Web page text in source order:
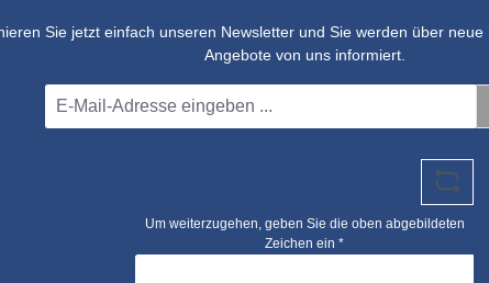
Sie jetzt einfach unseren Newsletter und Sie werden über
Angebote von uns informiert.
Mail-
Um weiterzugehen, geben Sie die oben abgebildeten
Zeichen ein *